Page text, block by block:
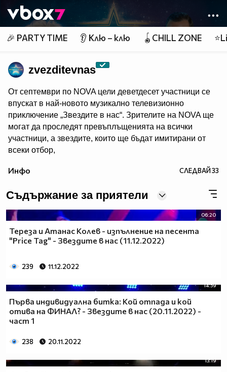
👾
🎉 PARTY TIME 👂 Клю – клю 🪀CHILL ZONE
zvezditevnas
От септември по NOVA цели деветдесет участници се
впускат в най-новото музикално телевизионно
приключение „Звездите в нас“. Зрителите на NOVA ще
могат да проследят превъплъщенията на всички
участници, а звездите, които ще бъдат имитирани от
всеки отбор,
седмица 5 отбора ще представят 5 звездни образа и
но само най-добрите ще продължат към следващия
етап на музикалното предизвикателство.
Инфо СЛЕДВАЙ33
Съдържание за приятели
06:20
Тереза и Атанас Колев - изпълнение на песента
"Price Tag" - Звездите в нас (11.12.2022)
239 11.12.2022
14:59
Първа индивидуална битка: Кой отпада и кой
отива на ФИНАЛ? - Звездите в нас (20.11.2022) -
част 1
238 20.11.2022
13:19